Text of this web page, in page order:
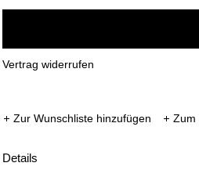
Vertrag widerrufen
Zur Wunschliste hinzufügen Zum
Details